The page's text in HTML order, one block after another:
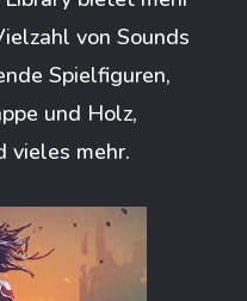
von Sounds
Spielfiguren,
und Holz,
vieles mehr.